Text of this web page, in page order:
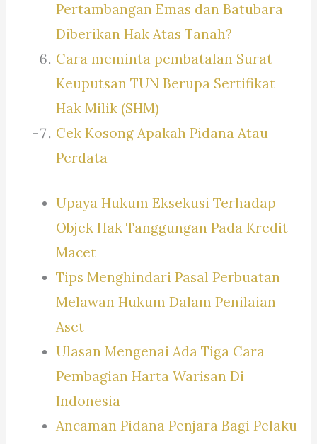
Pertambangan Emas dan Batubara
Diberikan Hak Atas Tanah?
Cara meminta pembatalan Surat
Keuputsan TUN Berupa Sertifikat
Hak Milik (SHM)
Cek Kosong Apakah Pidana Atau
Perdata
Upaya Hukum Eksekusi Terhadap
Objek Hak Tanggungan Pada Kredit
Macet
Tips Menghindari Pasal Perbuatan
Melawan Hukum Dalam Penilaian
Aset
Ulasan Mengenai Ada Tiga Cara
Pembagian Harta Warisan Di
Indonesia
Ancaman Pidana Penjara Bagi Pelaku